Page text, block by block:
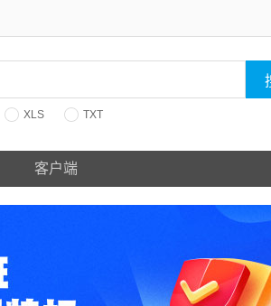
XLS TXT
客户端